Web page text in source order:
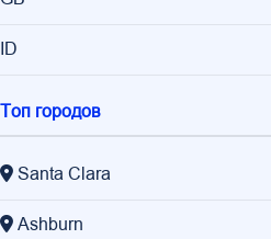
ID
Топ городов
Santa Clara
Ashburn